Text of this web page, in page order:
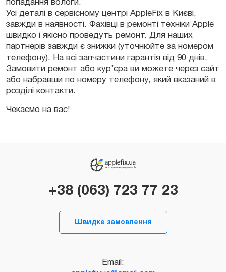
попадання вологи.
Усі деталі в сервісному центрі AppleFix в Києві,
завжди в наявності. Фахівці в ремонті техніки Apple
швидко і якісно проведуть ремонт. Для наших
партнерів завжди є знижки (уточнюйте за номером
телефону). На всі запчастини гарантія від 90 днів.
Замовити ремонт або кур’єра ви можете через сайт
або набравши по номеру телефону, який вказаний в
розділі контакти.
Чекаємо на вас!
+38 (063) 723 77 23
Швидке замовлення
Email: